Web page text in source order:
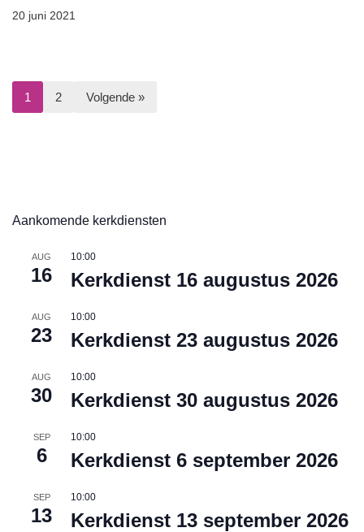
20 juni 2021
1 2 Volgende »
Aankomende kerkdiensten
AUG
16
10:00
Kerkdienst 16 augustus 2026
AUG
23
10:00
Kerkdienst 23 augustus 2026
AUG
30
10:00
Kerkdienst 30 augustus 2026
SEP
6
10:00
Kerkdienst 6 september 2026
SEP
13
10:00
Kerkdienst 13 september 2026